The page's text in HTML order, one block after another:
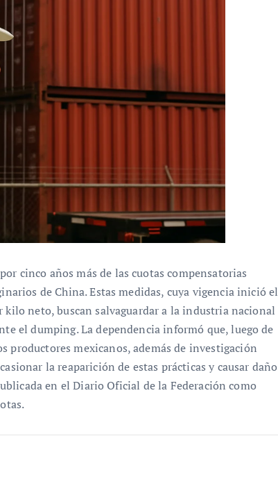
cinco años más de las cuotas compensatorias
de China. Estas medidas, cuya vigencia inició el
kilo neto, buscan salvaguardar a la industria nacional
el dumping. La dependencia informó que, luego de
productores mexicanos, además de investigación
la reaparición de estas prácticas y causar daño
en el Diario Oficial de la Federación como